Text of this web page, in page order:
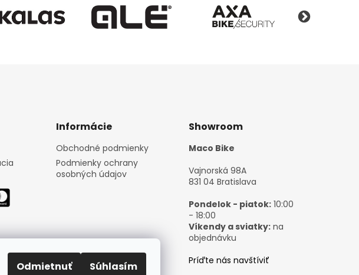
Odmietnuť Súhlasím
Informácie
Obchodné podmienky
Podmienky ochrany
osobných údajov
Showroom
Maco Bike
Vajnorská 98A
831 04 Bratislava
Pondelok - piatok: 10:00
- 18:00
Víkendy a sviatky: na
objednávku
Príďte nás navštíviť